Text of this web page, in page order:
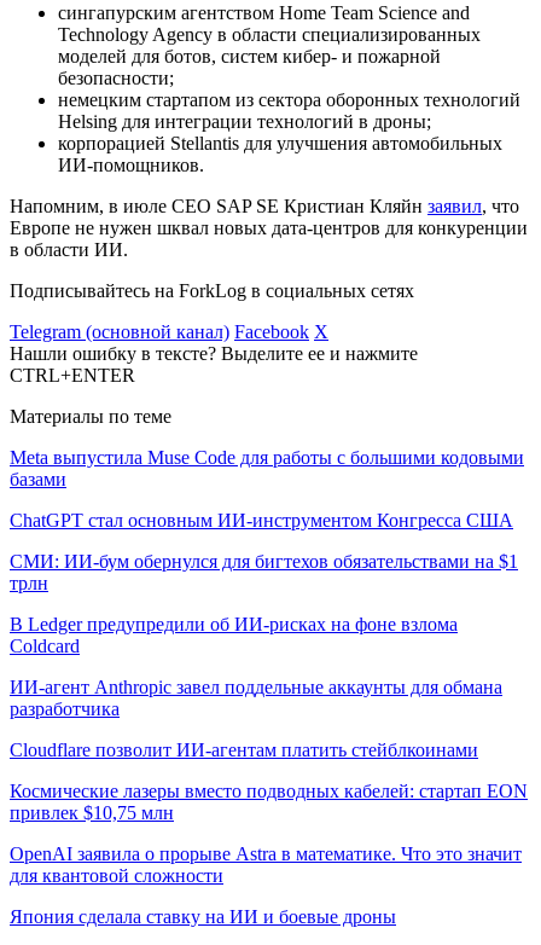
сингапурским агентством Home Team Science and
Technology Agency в области специализированных
моделей для ботов, систем кибер- и пожарной
безопасности;
немецким стартапом из сектора оборонных технологий
Helsing для интеграции технологий в дроны;
корпорацией Stellantis для улучшения автомобильных
ИИ-помощников.
Напомним, в июле CEO SAP SE Кристиан Кляйн заявил, что
Европе не нужен шквал новых дата-центров для конкуренции
в области ИИ.
Подписывайтесь на ForkLog в социальных сетях
Telegram (основной канал) Facebook X
Нашли ошибку в тексте? Выделите ее и нажмите
CTRL+ENTER
Материалы по теме
Meta выпустила Muse Code для работы с большими кодовыми
базами
ChatGPT стал основным ИИ-инструментом Конгресса США
СМИ: ИИ-бум обернулся для бигтехов обязательствами на $1
трлн
В Ledger предупредили об ИИ-рисках на фоне взлома
Coldcard
ИИ-агент Anthropic завел поддельные аккаунты для обмана
разработчика
Cloudflare позволит ИИ-агентам платить стейблкоинами
Космические лазеры вместо подводных кабелей: стартап EON
привлек $10,75 млн
OpenAI заявила о прорыве Astra в математике. Что это значит
для квантовой сложности
Япония сделала ставку на ИИ и боевые дроны